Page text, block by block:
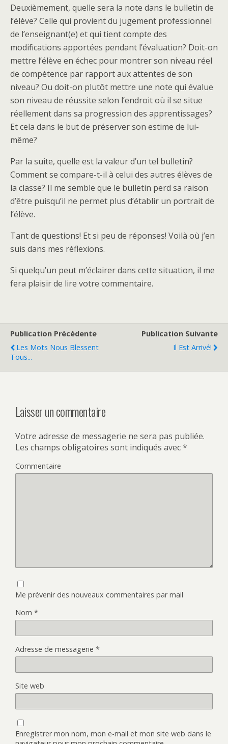
Deuxièmement, quelle sera la note dans le bulletin de
l’élève? Celle qui provient du jugement professionnel
de l’enseignant(e) et qui tient compte des
modifications apportées pendant l’évaluation? Doit-on
mettre l’élève en échec pour montrer son niveau réel
de compétence par rapport aux attentes de son
niveau? Ou doit-on plutôt mettre une note qui évalue
son niveau de réussite selon l’endroit où il se situe
réellement dans sa progression des apprentissages?
Et cela dans le but de préserver son estime de lui-
même?
Par la suite, quelle est la valeur d’un tel bulletin?
Comment se compare-t-il à celui des autres élèves de
la classe? Il me semble que le bulletin perd sa raison
d’être puisqu’il ne permet plus d’établir un portrait de
l’élève.
Tant de questions! Et si peu de réponses! Voilà où j’en
suis dans mes réflexions.
Si quelqu’un peut m’éclairer dans cette situation, il me
fera plaisir de lire votre commentaire.
Publication Précédente
Les Mots Nous Blessent
Tous...
Publication Suivante
Il Est Arrivé!
Laisser un commentaire
Votre adresse de messagerie ne sera pas publiée.
Les champs obligatoires sont indiqués avec*
Commentaire
Me prévenir des nouveaux commentaires par mail
Nom *
Adresse de messagerie *
Site web
Enregistrer mon nom, mon e-mail et mon site web dans le